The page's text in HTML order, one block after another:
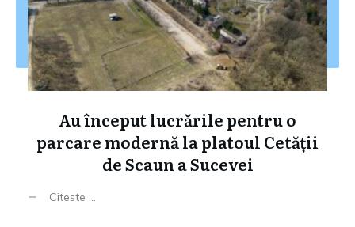
Au început lucrările pentru o
parcare modernă la platoul Cetății
de Scaun a Sucevei
Citeste ...